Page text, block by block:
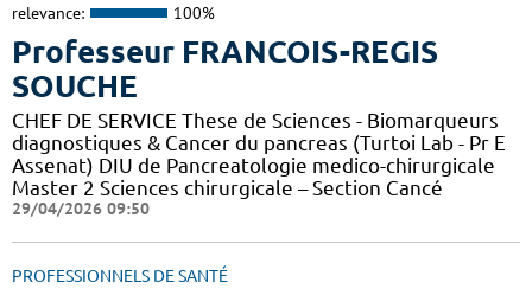
relevance: 100%
Professeur FRANCOIS-REGIS
SOUCHE
CHEF DE SERVICE These de Sciences - Biomarqueurs
diagnostiques & Cancer du pancreas (Turtoi Lab - Pr E
Assenat) DIU de Pancreatologie medico-chirurgicale
Master 2 Sciences chirurgicale – Section Cancé
29/04/2026 09:50
PROFESSIONNELS DE SANTÉ